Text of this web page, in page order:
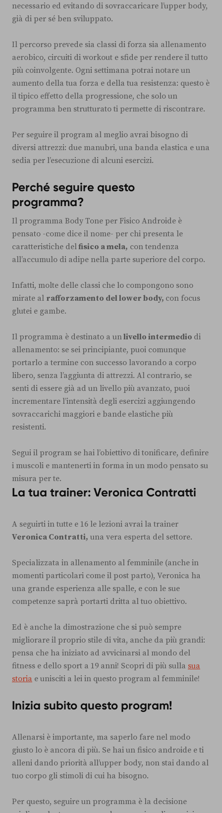
necessario ed evitando di sovraccaricare l’upper body,
già di per sé ben sviluppato.
Il percorso prevede sia classi di forza sia allenamento
aerobico, circuiti di workout e sfide per rendere il tutto
più coinvolgente. Ogni settimana potrai notare un
aumento della tua forza e della tua resistenza: questo è
il tipico effetto della progressione, che solo un
programma ben strutturato ti permette di riscontrare.
Per seguire il program al meglio avrai bisogno di
diversi attrezzi: due manubri, una banda elastica e una
sedia per l’esecuzione di alcuni esercizi.
Perché seguire questo
programma?
Il programma Body Tone per Fisico Androide è
pensato -come dice il nome- per chi presenta le
caratteristiche delfisico a mela, con tendenza
all’accumulo di adipe nella parte superiore del corpo.
Infatti, molte delle classi che lo compongono sono
mirate al rafforzamento del lower body, con focus
glutei e gambe.
Il programma è destinato a unlivello intermedio di
allenamento: se sei principiante, puoi comunque
portarlo a termine con successo lavorando a corpo
libero, senza l’aggiunta di attrezzi. Al contrario, se
senti di essere già ad un livello più avanzato, puoi
incrementare l’intensità degli esercizi aggiungendo
sovraccarichi maggiori e bande elastiche più
resistenti.
Segui il program se hai l’obiettivo di tonificare, definire
i muscoli e mantenerti in forma in un modo pensato su
misura per te.
La tua trainer: Veronica Contratti
A seguirti in tutte e 16 le lezioni avrai la trainer
Veronica Contratti, una vera esperta del settore.
Specializzata in allenamento al femminile (anche in
momenti particolari come il post parto), Veronica ha
una grande esperienza alle spalle, e con le sue
competenze saprà portarti dritta al tuo obiettivo.
Ed è anche la dimostrazione che si può sempre
migliorare il proprio stile di vita, anche da più grandi:
pensa che ha iniziato ad avvicinarsi al mondo del
fitness e dello sport a 19 anni! Scopri di più sulla sua
storia e unisciti a lei in questo program al femminile!
Inizia subito questo program!
Allenarsi è importante, ma saperlo fare nel modo
giusto lo è ancora di più. Se hai un fisico androide e ti
alleni dando priorità all’upper body, non stai dando al
tuo corpo gli stimoli di cui ha bisogno.
Per questo, seguire un programma è la decisione